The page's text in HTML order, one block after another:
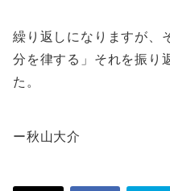
繰り返しになりますが、
分を律する」それを振り
た。
ー秋山大介